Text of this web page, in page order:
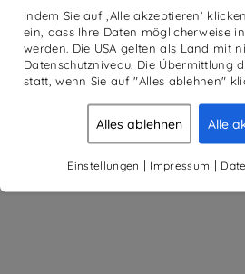
Indem Sie auf ‚Alle akzeptieren‘
ein, dass Ihre Daten möglicherweise
werden. Die USA gelten als Land mit
Datenschutzniveau. Die Übermittlung
statt, wenn Sie auf "Alles ablehnen"
Alles ablehnen Alle
Einstellungen | Impressum |